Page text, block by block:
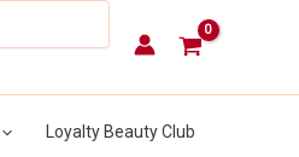
Loyalty Beauty Club